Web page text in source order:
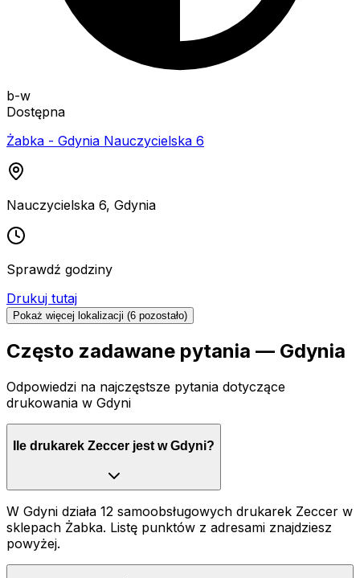
b-w
Dostępna
Żabka - Gdynia Nauczycielska 6
Nauczycielska 6, Gdynia
Sprawdź godziny
Drukuj tutaj
Pokaż więcej lokalizacji (6 pozostało)
Często zadawane pytania — Gdynia
Odpowiedzi na najczęstsze pytania dotyczące
drukowania w Gdyni
Ile drukarek Zeccer jest w Gdyni?
W Gdyni działa 12 samoobsługowych drukarek Zeccer w
sklepach Żabka. Listę punktów z adresami znajdziesz
powyżej.